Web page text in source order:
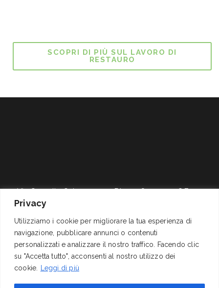
Privacy
Utilizziamo i cookie per migliorare la tua esperienza di
navigazione, pubblicare annunci o contenuti
personalizzati e analizzare il nostro traffico. Facendo clic
su "Accetta tutto", acconsenti al nostro utilizzo dei
cookie.
Leggi di più
SCOPRI DI PIÙ SUL LAVORO DI
RESTAURO
Via Cornelio Celso, 11
00161 Roma
mail@izi.it
pec: izispa@pec.wmail.it
P.I. 01278311004 – C.F.
C.C.I.A.A. 311291 (REA),
Cap. Soc. Euro
200.000,00 i.v.
SEGUICI SU